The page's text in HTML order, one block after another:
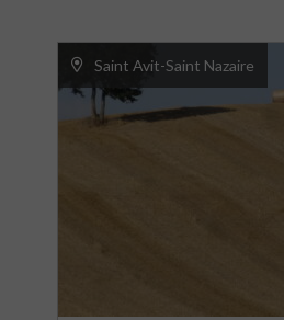
Saint Avit-Saint Nazaire